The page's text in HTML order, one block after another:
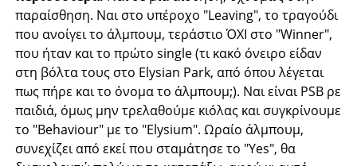
παραίσθηση. Ναι στο υπέροχο "Leaving", το τραγούδι
που ανοίγει το άλμπουμ, τεράστιο ΌΧΙ στο "Winner",
που ήταν και το πρώτο single (τι κακό όνειρο είδαν
στη βόλτα τους στο Elysian Park, από όπου λέγεται
πως πήρε και το όνομα το άλμπουμ;). Ναι είναι PSB ρε
παιδιά, όμως μην τρελαθούμε κιόλας και συγκρίνουμε
το "Behaviour" με το "Elysium". Ωραίο άλμπουμ,
συνεχίζει από εκεί που σταμάτησε το "Yes", θα